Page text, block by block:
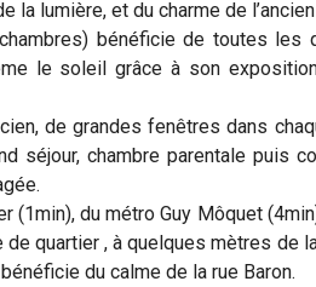
la lumière, et du charme de
bénéficie de toutes les
le soleil grâce à son
de grandes fenêtres dans
séjour, chambre parentale puis
(1min), du métro Guy Môquet
quartier , à quelques mètres de
du calme de la rue Baron.